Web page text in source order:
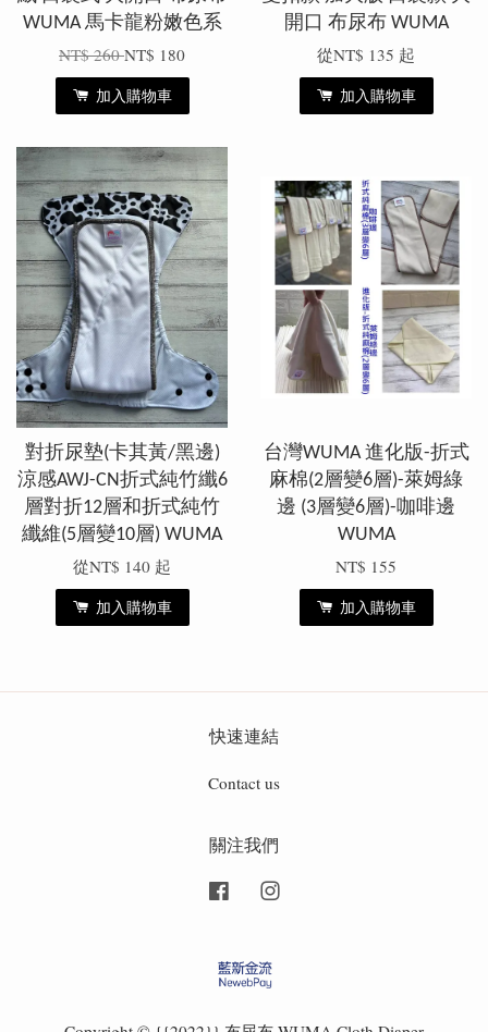
WUMA 馬卡龍粉嫩色系
NT$ 260NT$ 180
加入購物車
開口 布尿布 WUMA
從NT$ 135 起
加入購物車
對折尿墊(卡其黃/黑邊)
涼感AWJ-CN折式純竹纖6
層對折12層和折式純竹
纖維(5層變10層) WUMA
從NT$ 140 起
加入購物車
台灣WUMA 進化版-折式
麻棉(2層變6層)-萊姆綠
邊 (3層變6層)-咖啡邊
WUMA
NT$ 155
加入購物車
快速連結
Contact us
關注我們
Facebook